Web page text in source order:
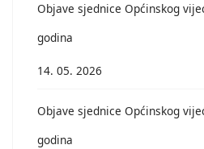
Objave sjednice Općinskog
godina
14. 05. 2026
Objave sjednice Općinskog
godina